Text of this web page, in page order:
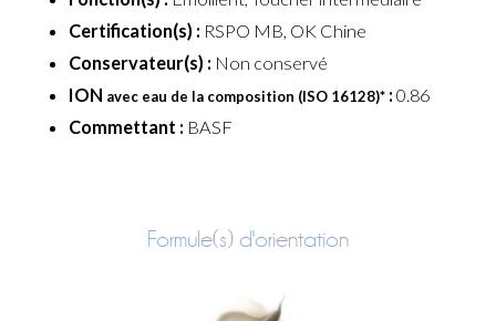
Certification(s) : RSPO MB, OK Chine
Conservateur(s) : Non conservé
ION avec eau de la composition (ISO 16128)* : 0.86
Commettant : BASF
Formule(s) d'orientation